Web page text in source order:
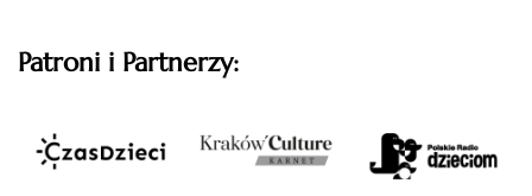
Patroni i Partnerzy: